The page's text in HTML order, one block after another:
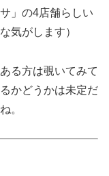
」の4店舗らしい
気がします）
る方は覗いてみて
かどうかは未定だ
。